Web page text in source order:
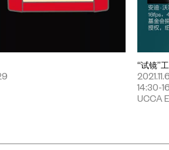
。
迪·沃霍尔”展览期间，每周末都将举行丰富
包括五场特邀导览、四场关于安迪·沃霍尔的
相关的对谈和工作坊。此外还有多场与同期
手计划”相关的对谈，以及以建筑和城市更
“试镜”
14:30-
UCCA